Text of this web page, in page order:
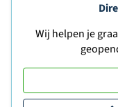
Wij helpen je